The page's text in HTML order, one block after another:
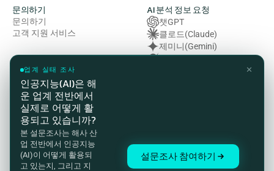
법률 및 규정 준수
개인정보처리방침
이용약관
쿠키 정책
HSE(보건·안전·환경) 방침
현대 노예제 방지법 성명서
문의하기
문의하기
고객 지원 서비스
AI 분석 정보 요청
챗GPT
클로드(Claude)
제미니(Gemini)
그록 (Grok)
✕
업계 실태 조사
인공지능(AI)은 해
운 업계 전반에서
실제로 어떻게 활
용되고 있습니까?
본 설문조사는 해사 산
업 전반에서 인공지능
(AI)이 어떻게 활용되
고 있는지, 그리고 지
설문조사 참여하기